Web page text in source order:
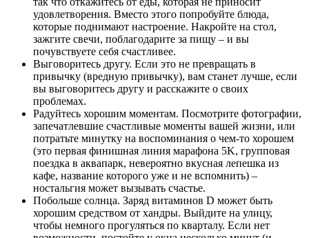
удовлетворения. Вместо этого попробуйте блюда,
которые поднимают настроение. Накройте на стол,
зажгите свечи, поблагодарите за пищу – и вы
почувствуете себя счастливее.
Выговоритесь другу. Если это не превращать в
привычку (вредную привычку), вам станет лучше, если
вы выговоритесь другу и расскажите о своих
проблемах.
Радуйтесь хорошим моментам. Посмотрите фотографии,
запечатлевшие счастливые моменты вашей жизни, или
потратьте минутку на воспоминания о чем-то хорошем
(это первая финишная линия марафона 5K, групповая
поездка в аквапарк, невероятно вкусная лепешка из
кафе, название которого уже и не вспомнить) –
ностальгия может вызывать счастье.
Побольше солнца. Заряд витаминов D может быть
хорошим средством от хандры. Выйдите на улицу,
чтобы немного прогуляться по кварталу. Если нет